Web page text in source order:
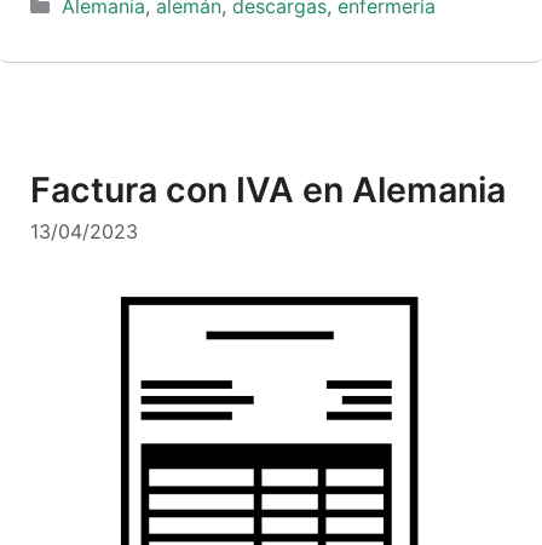
Alemania, alemán, descargas, enfermería
Factura con IVA en Alemania
13/04/2023